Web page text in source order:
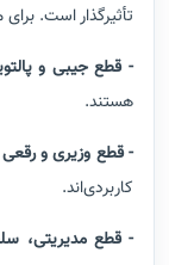
تأثیرگذار است. برای
- قطع جیبی و
هستند.
- قطع وزیری و رقعی
کاربردی‌اند.
- قطع مدیریتی،